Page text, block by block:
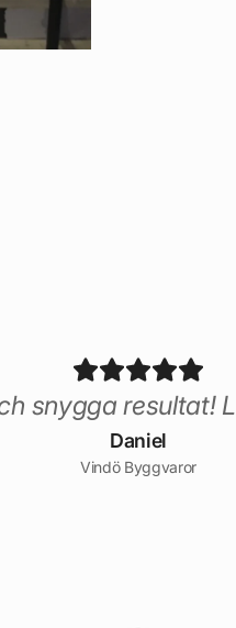
snygga resultat!
Daniel
Vindö Byggvaror